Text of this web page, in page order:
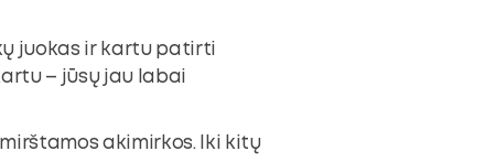
juokas ir kartu patirti
– jūsų jau labai
akimirkos. Iki kitų